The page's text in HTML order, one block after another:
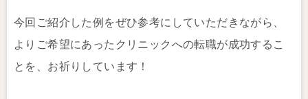
今回ご紹介した例をぜひ参考にしていただきながら、
よりご希望にあったクリニックへの転職が成功するこ
とを、お祈りしています！